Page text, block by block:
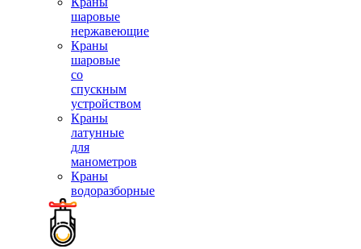
шаровые
нержавеющие
Краны
шаровые
со
спускным
устройством
Краны
латунные
для
манометров
Краны
водоразборные